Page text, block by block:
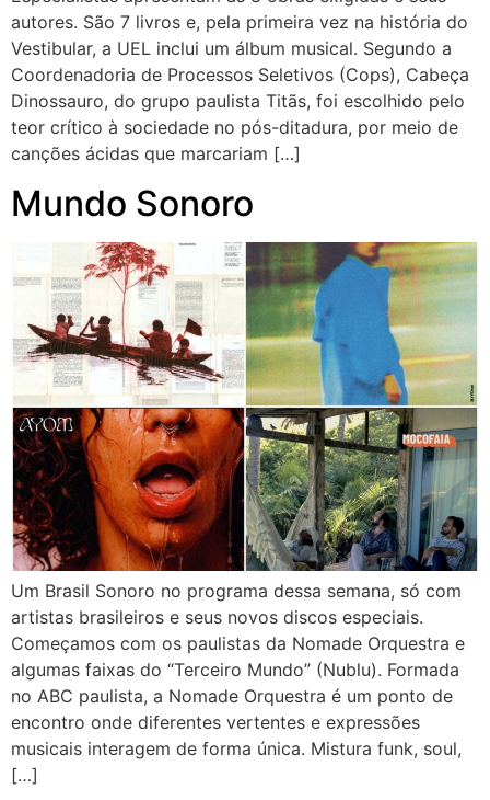
autores. São 7 livros e, pela primeira vez na história do
Vestibular, a UEL inclui um álbum musical. Segundo a
Coordenadoria de Processos Seletivos (Cops), Cabeça
Dinossauro, do grupo paulista Titãs, foi escolhido pelo
teor crítico à sociedade no pós-ditadura, por meio de
canções ácidas que marcariam […]
Mundo Sonoro
Um Brasil Sonoro no programa dessa semana, só com
artistas brasileiros e seus novos discos especiais.
Começamos com os paulistas da Nomade Orquestra e
algumas faixas do “Terceiro Mundo” (Nublu). Formada
no ABC paulista, a Nomade Orquestra é um ponto de
encontro onde diferentes vertentes e expressões
musicais interagem de forma única. Mistura funk, soul,
[…]